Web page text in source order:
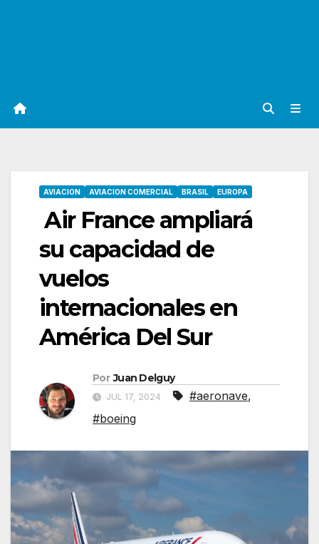
AVIACION AVIACION COMERCIAL BRASIL EUROPA
Air France ampliará
su capacidad de
vuelos
internacionales en
América Del Sur
Por Juan Delguy
JUL 17, 2024 #aeronave,
#boeing